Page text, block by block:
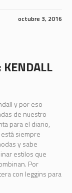
octubre 3, 2016
KENDALL
y por eso
de nuestro
para el diario,
siempre
y sabe
estilos que
Por
con leggins para